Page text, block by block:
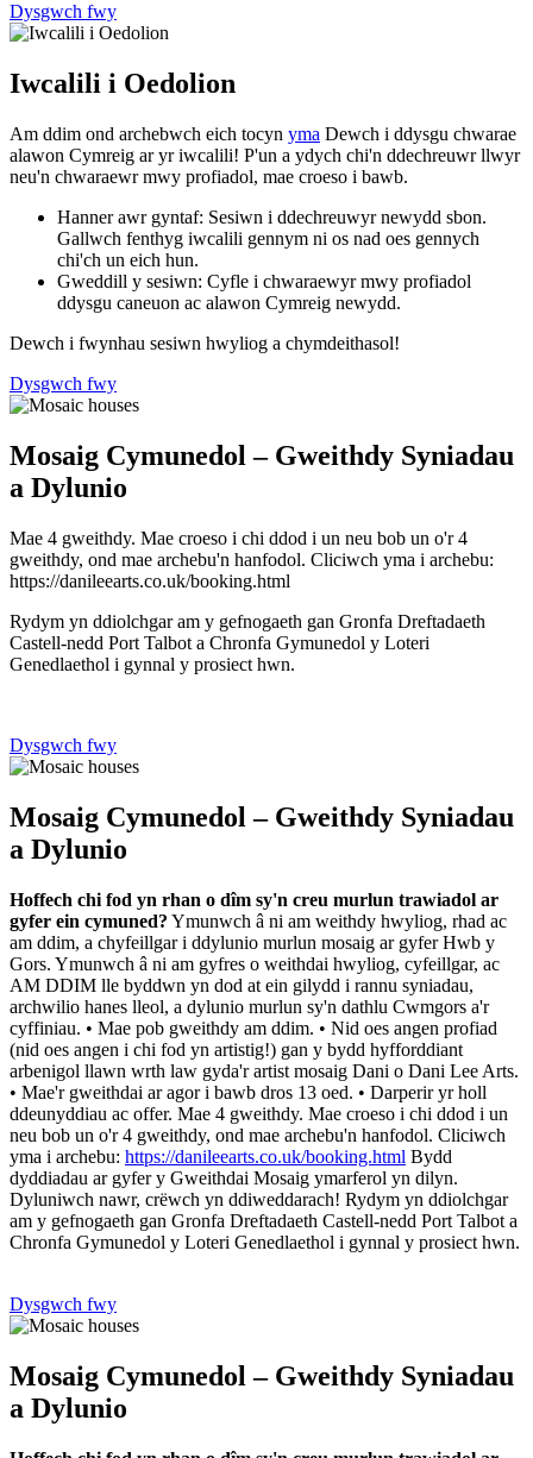
Dysgwch fwy
Iwcalili i Oedolion
Am ddim ond archebwch eich tocyn yma Dewch i ddysgu chwarae
alawon Cymreig ar yr iwcalili! P'un a ydych chi'n ddechreuwr llwyr
neu'n chwaraewr mwy profiadol, mae croeso i bawb.
Hanner awr gyntaf: Sesiwn i ddechreuwyr newydd sbon.
Gallwch fenthyg iwcalili gennym ni os nad oes gennych
chi'ch un eich hun.
Gweddill y sesiwn: Cyfle i chwaraewyr mwy profiadol
ddysgu caneuon ac alawon Cymreig newydd.
Dewch i fwynhau sesiwn hwyliog a chymdeithasol!
Dysgwch fwy
Mosaig Cymunedol – Gweithdy Syniadau
a Dylunio
Mae 4 gweithdy. Mae croeso i chi ddod i un neu bob un o'r 4
gweithdy, ond mae archebu'n hanfodol. Cliciwch yma i archebu:
https://danileearts.co.uk/booking.html
Rydym yn ddiolchgar am y gefnogaeth gan Gronfa Dreftadaeth
Castell-nedd Port Talbot a Chronfa Gymunedol y Loteri
Genedlaethol i gynnal y prosiect hwn.
Dysgwch fwy
Mosaig Cymunedol – Gweithdy Syniadau
a Dylunio
Hoffech chi fod yn rhan o dîm sy'n creu murlun trawiadol ar
gyfer ein cymuned? Ymunwch â ni am weithdy hwyliog, rhad ac
am ddim, a chyfeillgar i ddylunio murlun mosaig ar gyfer Hwb y
Gors. Ymunwch â ni am gyfres o weithdai hwyliog, cyfeillgar, ac
AM DDIM lle byddwn yn dod at ein gilydd i rannu syniadau,
archwilio hanes lleol, a dylunio murlun sy'n dathlu Cwmgors a'r
cyffiniau. • Mae pob gweithdy am ddim. • Nid oes angen profiad
(nid oes angen i chi fod yn artistig!) gan y bydd hyfforddiant
arbenigol llawn wrth law gyda'r artist mosaig Dani o Dani Lee Arts.
• Mae'r gweithdai ar agor i bawb dros 13 oed. • Darperir yr holl
ddeunyddiau ac offer. Mae 4 gweithdy. Mae croeso i chi ddod i un
neu bob un o'r 4 gweithdy, ond mae archebu'n hanfodol. Cliciwch
yma i archebu: https://danileearts.co.uk/booking.html Bydd
dyddiadau ar gyfer y Gweithdai Mosaig ymarferol yn dilyn.
Dyluniwch nawr, crëwch yn ddiweddarach! Rydym yn ddiolchgar
am y gefnogaeth gan Gronfa Dreftadaeth Castell-nedd Port Talbot a
Chronfa Gymunedol y Loteri Genedlaethol i gynnal y prosiect hwn.
Dysgwch fwy
Mosaig Cymunedol – Gweithdy Syniadau
a Dylunio